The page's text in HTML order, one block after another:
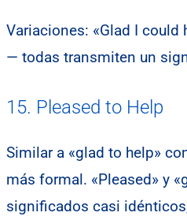
Variaciones: «Glad I could
— todas transmiten un
15. Pleased to Help
Similar a «glad to help»
más formal. «Pleased» y
significados casi